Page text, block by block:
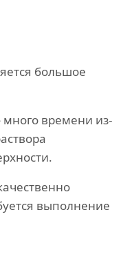
большое
много времени из-
выполнение